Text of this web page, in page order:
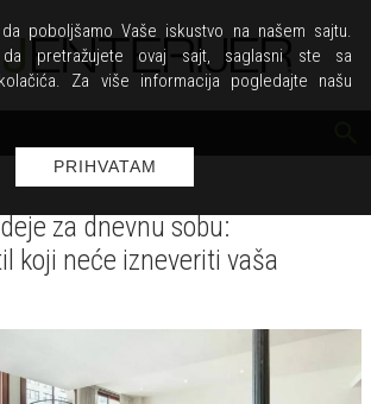
za dnevnu sobu:
koji neće izneveriti vaša
poboljšamo Vaše iskustvo na našem sajtu.
da pretražujete ovaj sajt, saglasni ste sa
Za više informacija pogledajte našu
PRIHVATAM